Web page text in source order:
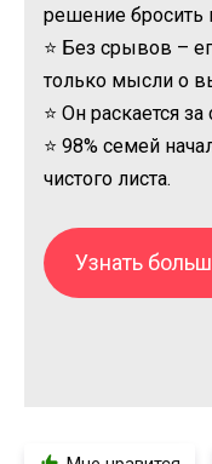
решение бросить
⭐ Без срывов –
только мысли о
⭐ Он раскается
⭐ 98% семей
чистого листа.
Узнать